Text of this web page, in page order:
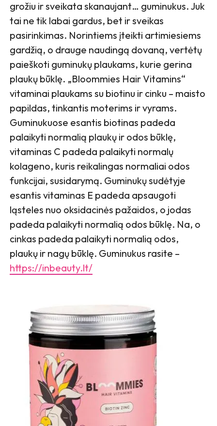
grožiu ir sveikata skanaujant… guminukus. Juk
tai ne tik labai gardus, bet ir sveikas
pasirinkimas. Norintiems įteikti artimiesiems
gardžią, o drauge naudingą dovaną, vertėtų
paieškoti guminukų plaukams, kurie gerina
plaukų būklę. „Bloommies Hair Vitamins“
vitaminai plaukams su biotinu ir cinku – maisto
papildas, tinkantis moterims ir vyrams.
Guminukuose esantis biotinas padeda
palaikyti normalią plaukų ir odos būklę,
vitaminas C padeda palaikyti normalų
kolageno, kuris reikalingas normaliai odos
funkcijai, susidarymą. Guminukų sudėtyje
esantis vitaminas E padeda apsaugoti
ląsteles nuo oksidacinės pažaidos, o jodas
padeda palaikyti normalią odos būklę. Na, o
cinkas padeda palaikyti normalią odos,
plaukų ir nagų būklę. Guminukus rasite –
https://inbeauty.lt/